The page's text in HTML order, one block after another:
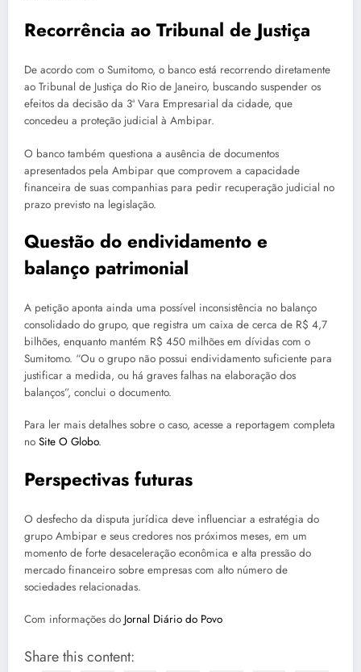
Recorrência ao Tribunal de Justiça
De acordo com o Sumitomo, o banco está recorrendo diretamente
ao Tribunal de Justiça do Rio de Janeiro, buscando suspender os
efeitos da decisão da 3ª Vara Empresarial da cidade, que
concedeu a proteção judicial à Ambipar.
O banco também questiona a ausência de documentos
apresentados pela Ambipar que comprovem a capacidade
financeira de suas companhias para pedir recuperação judicial no
prazo previsto na legislação.
Questão do endividamento e
balanço patrimonial
A petição aponta ainda uma possível inconsistência no balanço
consolidado do grupo, que registra um caixa de cerca de R$ 4,7
bilhões, enquanto mantém R$ 450 milhões em dívidas com o
Sumitomo. “Ou o grupo não possui endividamento suficiente para
justificar a medida, ou há graves falhas na elaboração dos
balanços”, conclui o documento.
Para ler mais detalhes sobre o caso, acesse a reportagem completa
no Site O Globo.
Perspectivas futuras
O desfecho da disputa jurídica deve influenciar a estratégia do
grupo Ambipar e seus credores nos próximos meses, em um
momento de forte desaceleração econômica e alta pressão do
mercado financeiro sobre empresas com alto número de
sociedades relacionadas.
Com informações do Jornal Diário do Povo
Share this content: